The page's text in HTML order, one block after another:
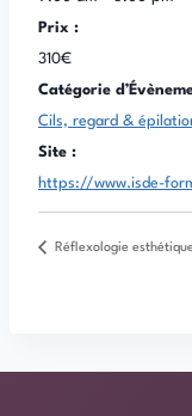
Prix :
310€
Catégorie
Cils, regard &
Site :
https://www.isde-
Réflexologie